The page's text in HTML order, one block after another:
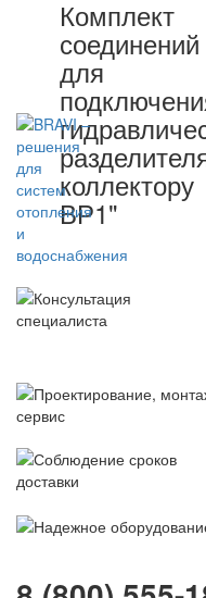
Комплект
соединений
для
коллектору
ВР1"